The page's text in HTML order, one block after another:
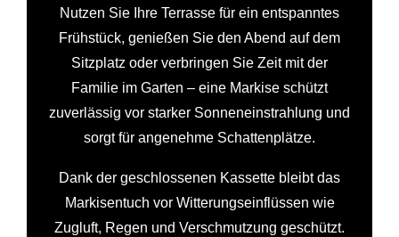
Nutzen Sie Ihre Terrasse für ein entspanntes
Frühstück, genießen Sie den Abend auf dem
Sitzplatz oder verbringen Sie Zeit mit der
Familie im Garten – eine Markise schützt
zuverlässig vor starker Sonneneinstrahlung und
sorgt für angenehme Schattenplätze.
Dank der geschlossenen Kassette bleibt das
Markisentuch vor Witterungseinflüssen wie
Zugluft, Regen und Verschmutzung geschützt.